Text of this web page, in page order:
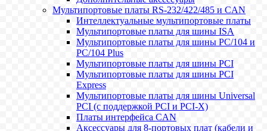
Мультипортовые платы RS-232/422/485 и CAN
Интеллектуальные мультипортовые платы
Мультипортовые платы для шины ISA
Мультипортовые платы для шины PC/104 и
PC/104 Plus
Мультипортовые платы для шины PCI
Мультипортовые платы для шины PCI
Express
Мультипортовые платы для шины Universal
PCI (с поддержкой PCI и PCI-X)
Платы интерфейса CAN
Аксессуары для 8-портовых плат (кабели и